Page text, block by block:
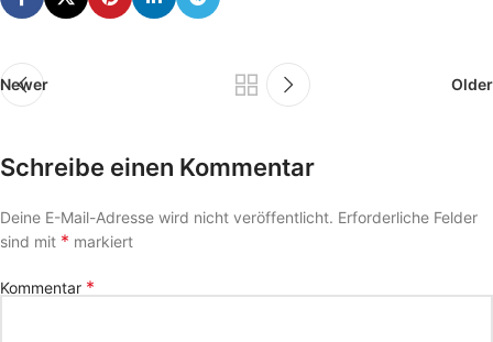
Newer Older
Schreibe einen Kommentar
Deine E-Mail-Adresse wird nicht veröffentlicht. Erforderliche Felder
sind mit * markiert
Kommentar *